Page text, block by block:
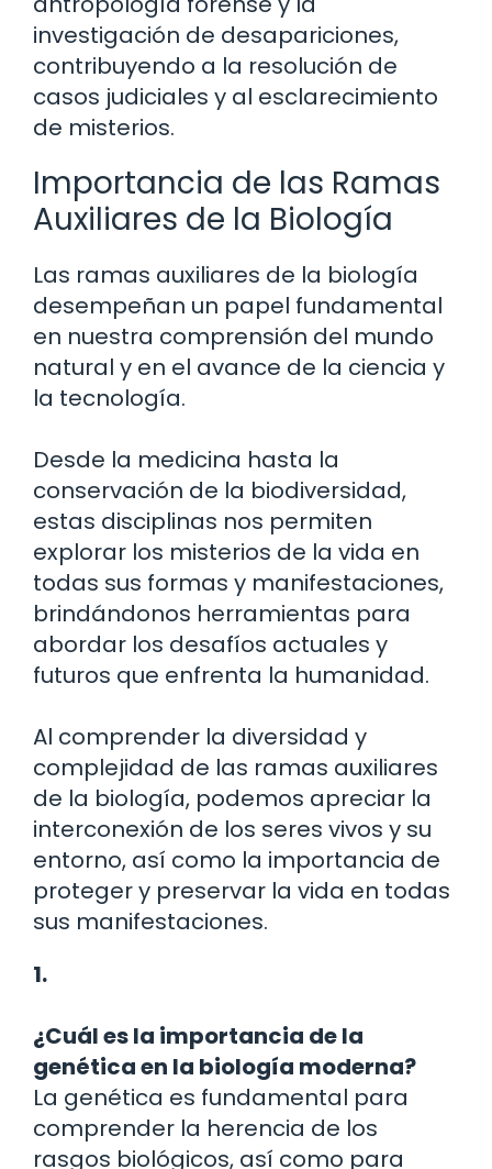
investigación de desapariciones,
contribuyendo a la resolución de
casos judiciales y al esclarecimiento
de misterios.
Importancia de las Ramas
Auxiliares de la Biología
Las ramas auxiliares de la biología
desempeñan un papel fundamental
en nuestra comprensión del mundo
natural y en el avance de la ciencia y
la tecnología.
Desde la medicina hasta la
conservación de la biodiversidad,
estas disciplinas nos permiten
explorar los misterios de la vida en
todas sus formas y manifestaciones,
brindándonos herramientas para
abordar los desafíos actuales y
futuros que enfrenta la humanidad.
Al comprender la diversidad y
complejidad de las ramas auxiliares
de la biología, podemos apreciar la
interconexión de los seres vivos y su
entorno, así como la importancia de
proteger y preservar la vida en todas
sus manifestaciones.
1.
¿Cuál es la importancia de la
genética en la biología moderna?
La genética es fundamental para
comprender la herencia de los
rasgos biológicos, así como para